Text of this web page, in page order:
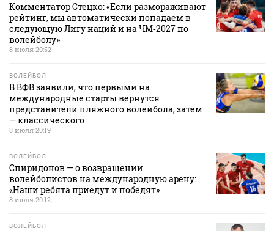
Комментатор Стецко: «Если размораживают
рейтинг, мы автоматически попадаем в
следующую Лигу наций и на ЧМ‑2027 по
волейболу»
8 июля 20:52
ВОЛЕЙБОЛ
В ВФВ заявили, что первыми на
международные старты вернутся
представители пляжного волейбола, затем
— классического
8 июля 20:19
ВОЛЕЙБОЛ
Спиридонов — о возвращении
волейболистов на международную арену:
«Наши ребята приедут и победят»
8 июля 20:12
ВОЛЕЙБОЛ